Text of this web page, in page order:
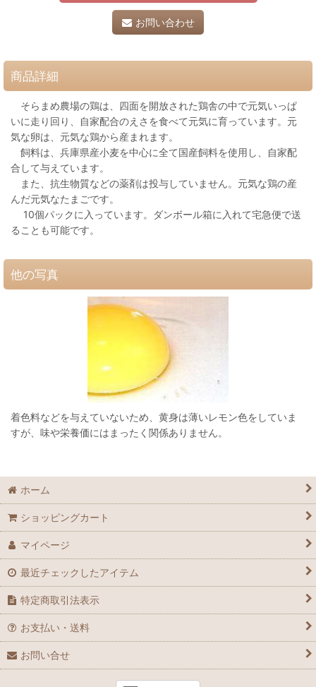
お問い合わせ
商品詳細
そらまめ農場の鶏は、四面を開放された鶏舎の中で元気いっぱ
いに走り回り、自家配合のえさを食べて元気に育っています。元
気な卵は、元気な鶏から産まれます。
飼料は、兵庫県産小麦を中心に全て国産飼料を使用し、自家配
合して与えています。
また、抗生物質などの薬剤は投与していません。元気な鶏の産
んだ元気なたまごです。
10個パックに入っています。ダンボール箱に入れて宅急便で送
ることも可能です。
他の写真
着色料などを与えていないため、黄身は薄いレモン色をしていま
すが、味や栄養価にはまったく関係ありません。
ホーム
ショッピングカート
マイページ
最近チェックしたアイテム
特定商取引法表示
お支払い・送料
お問い合せ